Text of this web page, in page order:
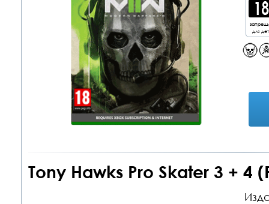
для
Tony Hawks Pro Skater 3 + 4